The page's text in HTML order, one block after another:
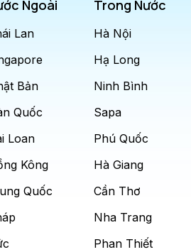
Ngoài
Lan
Bản
Quốc
Loan
Kông
Quốc
Trong Nước
Hà Nội
Hạ Long
Ninh Bình
Sapa
Phú Quốc
Hà Giang
Cần Thơ
Nha Trang
Phan Thiết